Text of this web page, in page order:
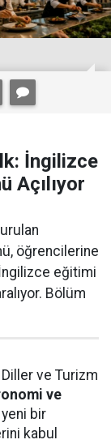
İngilizce
Açılıyor
öğrencilerine
eğitimi
Bölüm
Diller ve Turizm
ve
bir
kabul